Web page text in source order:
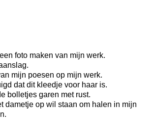
foto maken van mijn werk.
mijn poesen op mijn werk.
dat dit kleedje voor haar is.
bolletjes garen met rust.
dametje op wil staan om halen in mijn